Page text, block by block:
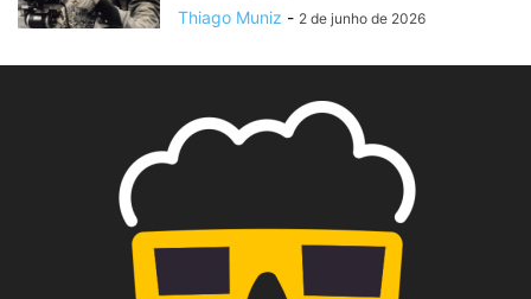
Thiago Muniz - 2 de junho de 2026